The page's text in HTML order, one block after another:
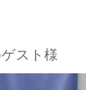
スト様‬